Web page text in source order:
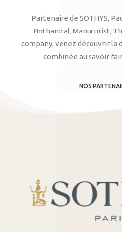
Partenaire de SOTHYS,
Bothanical, Manucurist,
company, venez découvrir la
combinée au savoir
NOS